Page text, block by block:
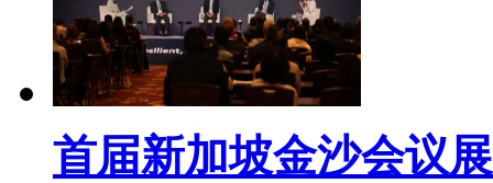
首届新加坡金沙会议